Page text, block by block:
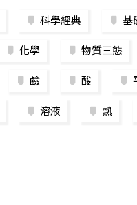
科學經典 基
化學 物質三態
鹼 酸
溶液 熱